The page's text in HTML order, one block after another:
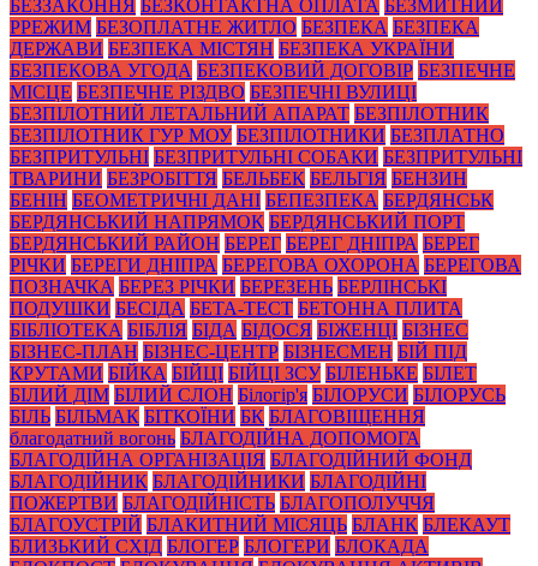
БЕЗЗАКОННЯ БЕЗКОНТАКТНА ОПЛАТА БЕЗМИТНИЙ
РРЕЖИМ БЕЗОПЛАТНЕ ЖИТЛО БЕЗПЕКА БЕЗПЕКА
ДЕРЖАВИ БЕЗПЕКА МІСТЯН БЕЗПЕКА УКРАЇНИ
БЕЗПЕКОВА УГОДА БЕЗПЕКОВИЙ ДОГОВІР БЕЗПЕЧНЕ
МІСЦЕ БЕЗПЕЧНЕ РІЗДВО БЕЗПЕЧНІ ВУЛИЦІ
БЕЗПІЛОТНИЙ ЛЕТАЛЬНИЙ АПАРАТ БЕЗПІЛОТНИК
БЕЗПІЛОТНИК ГУР МОУ БЕЗПІЛОТНИКИ БЕЗПЛАТНО
БЕЗПРИТУЛЬНІ БЕЗПРИТУЛЬНІ СОБАКИ БЕЗПРИТУЛЬНІ
ТВАРИНИ БЕЗРОБІТТЯ БЕЛЬБЕК БЕЛЬГІЯ БЕНЗИН
БЕНІН БЕОМЕТРИЧНІ ДАНІ БЕПЕЗПЕКА БЕРДЯНСЬК
БЕРДЯНСЬКИЙ НАПРЯМОК БЕРДЯНСЬКИЙ ПОРТ
БЕРДЯНСЬКИЙ РАЙОН БЕРЕГ БЕРЕГ ДНІПРА БЕРЕГ
РІЧКИ БЕРЕГИ ДНІПРА БЕРЕГОВА ОХОРОНА БЕРЕГОВА
ПОЗНАЧКА БЕРЕЗ РІЧКИ БЕРЕЗЕНЬ БЕРЛІНСЬКІ
ПОДУШКИ БЕСІДА БЕТА-ТЕСТ БЕТОННА ПЛИТА
БІБЛІОТЕКА БІБЛІЯ БІДА БІДОСЯ БІЖЕНЦІ БІЗНЕС
БІЗНЕС-ПЛАН БІЗНЕС-ЦЕНТР БІЗНЕСМЕН БІЙ ПІД
КРУТАМИ БІЙКА БІЙЦІ БІЙЦІ ЗСУ БІЛЕНЬКЕ БІЛЕТ
БІЛИЙ ДІМ БІЛИЙ СЛОН Білогір'я БІЛОРУСИ БІЛОРУСЬ
БІЛЬ БІЛЬМАК БІТКОЇНИ БК БЛАГОВІЩЕННЯ
благодатний вогонь БЛАГОДІЙНА ДОПОМОГА
БЛАГОДІЙНА ОРГАНІЗАЦІЯ БЛАГОДІЙНИЙ ФОНД
БЛАГОДІЙНИК БЛАГОДІЙНИКИ БЛАГОДІЙНІ
ПОЖЕРТВИ БЛАГОДІЙНІСТЬ БЛАГОПОЛУЧЧЯ
БЛАГОУСТРІЙ БЛАКИТНИЙ МІСЯЦЬ БЛАНК БЛЕКАУТ
БЛИЗЬКИЙ СХІД БЛОГЕР БЛОГЕРИ БЛОКАДА